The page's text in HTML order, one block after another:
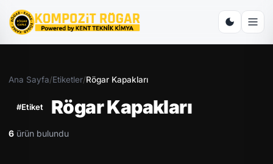
Ana Sayfa/Etiketler/Rögar Kapakları
#Etiket Rögar Kapakları
6 ürün bulundu